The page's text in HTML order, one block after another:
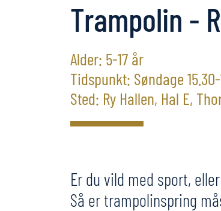
Trampolin -
Alder: 5-17 år
Tidspunkt: Søndage 15.30-
Sted: Ry Hallen, Hal E,
Er du vild med sport,
Så er trampolinspring